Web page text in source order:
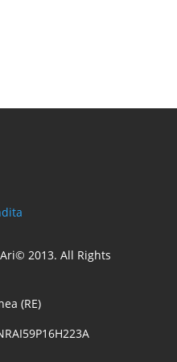
2013. All Rights
(RE)